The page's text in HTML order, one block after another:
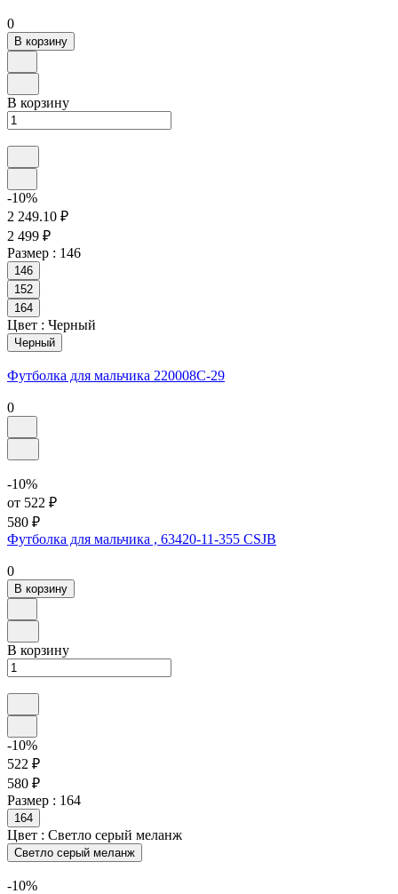
0
В корзину
В корзину
-10%
2 249.10 ₽
2 499 ₽
Размер : 146
146
152
164
Цвет : Черный
Черный
Футболка для мальчика 220008C-29
0
-10%
от 522 ₽
580 ₽
Футболка для мальчика , 63420-11-355 CSJB
0
В корзину
В корзину
-10%
522 ₽
580 ₽
Размер : 164
164
Цвет : Светло серый меланж
Светло серый меланж
-10%